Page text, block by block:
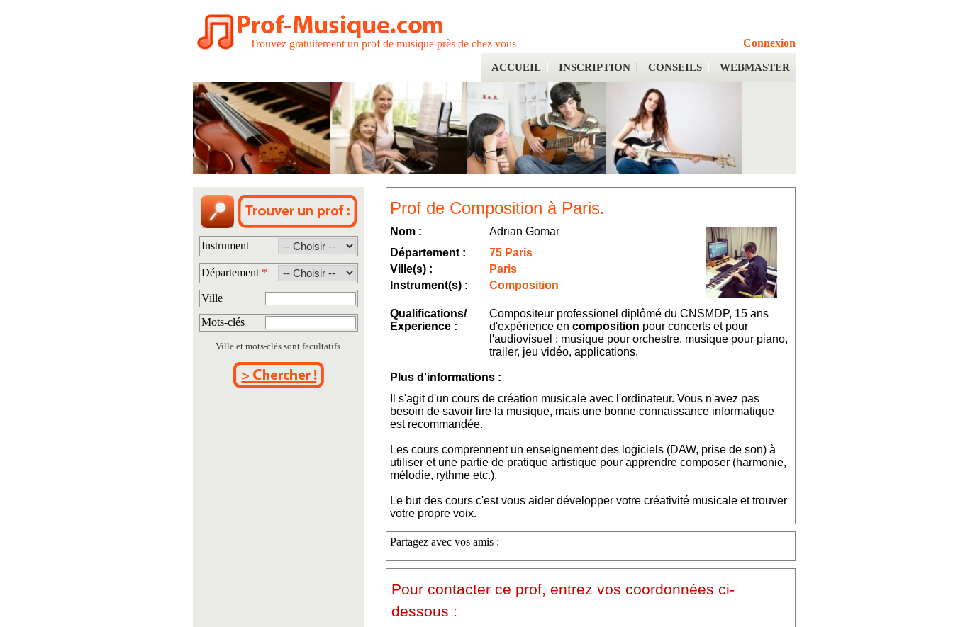
Trouvez gratuitement un prof de musique près de chez vous Connexion
ACCUEIL INSCRIPTION CONSEILS WEBMASTER
Instrument
Département *
Ville
Mots-clés
Ville et mots-clés sont facultatifs.
Prof de Composition à Paris.
Nom :
Adrian Gomar
Département :
75 Paris
Ville(s) :
Paris
Instrument(s) :
Composition
Qualifications/
Experience :
Compositeur professionel diplômé du CNSMDP, 15 ans
d'expérience en composition pour concerts et pour
l'audiovisuel : musique pour orchestre, musique pour piano,
trailer, jeu vidéo, applications.
Plus d'informations :
Il s'agit d'un cours de création musicale avec l'ordinateur. Vous n'avez pas
besoin de savoir lire la musique, mais une bonne connaissance informatique
est recommandée.
Les cours comprennent un enseignement des logiciels (DAW, prise de son) à
utiliser et une partie de pratique artistique pour apprendre composer (harmonie,
mélodie, rythme etc.).
Le but des cours c'est vous aider développer votre créativité musicale et trouver
votre propre voix.
Partagez avec vos amis :
Pour contacter ce prof, entrez vos coordonnées ci-
dessous :